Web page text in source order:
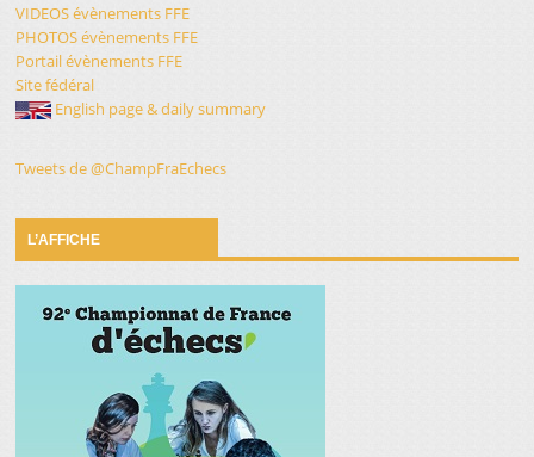
VIDEOS évènements FFE
PHOTOS évènements FFE
Portail évènements FFE
Site fédéral
English page & daily summary
Tweets de @ChampFraEchecs
L’AFFICHE